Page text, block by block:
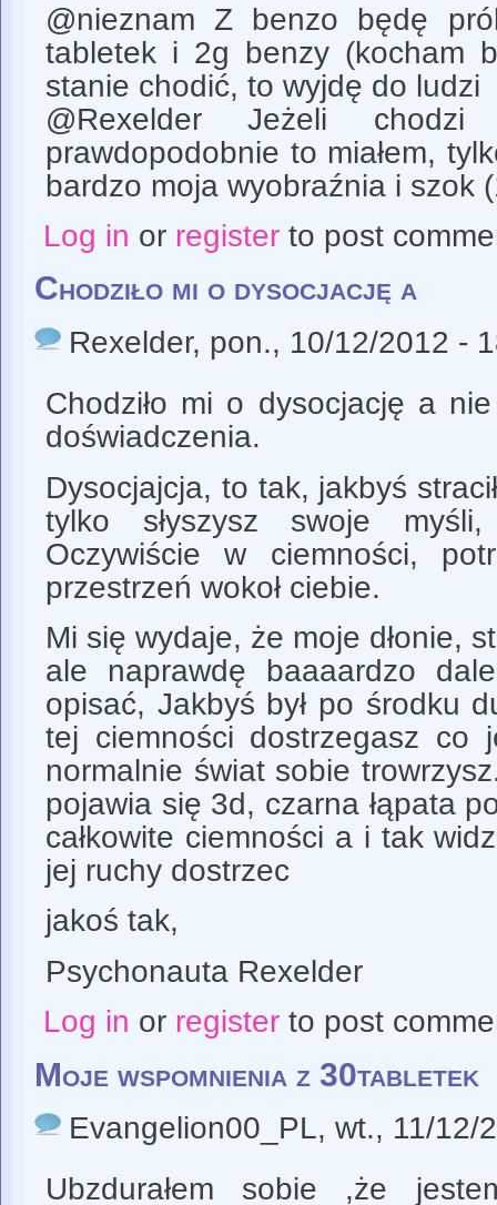
@nieznam Z benzo będę
tabletek i 2g benzy (kocham
stanie chodić, to wyjdę do ludzi
@Rexelder Jeżeli
prawdopodobnie to miałem,
bardzo moja wyobraźnia i szok
Log in or registerto post
Chodziło mi o dysocjację a
Rexelder, pon., 10/12/2012 -
Chodziło mi o dysocjację a
doświadczenia.
Dysocjajcja, to tak, jakbyś
tylko słyszysz swoje
Oczywiście w ciemności,
przestrzeń wokoł ciebie.
Mi się wydaje, że moje dłonie,
ale naprawdę baaaardzo
opisać, Jakbyś był po środku
tej ciemności dostrzegasz co
normalnie świat sobie
pojawia się 3d, czarna łąpata
całkowite ciemności a i tak
jej ruchy dostrzec
jakoś tak,
Psychonauta Rexelder
Log in or registerto post
Moje wspomnienia z 30tabletek
Evangelion00_PL, wt., 11/12/
Ubzdurałem sobie ,że